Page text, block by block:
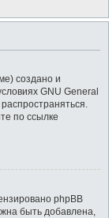
создано и
GNU General
по ссылке
phpBB
быть добавлена,